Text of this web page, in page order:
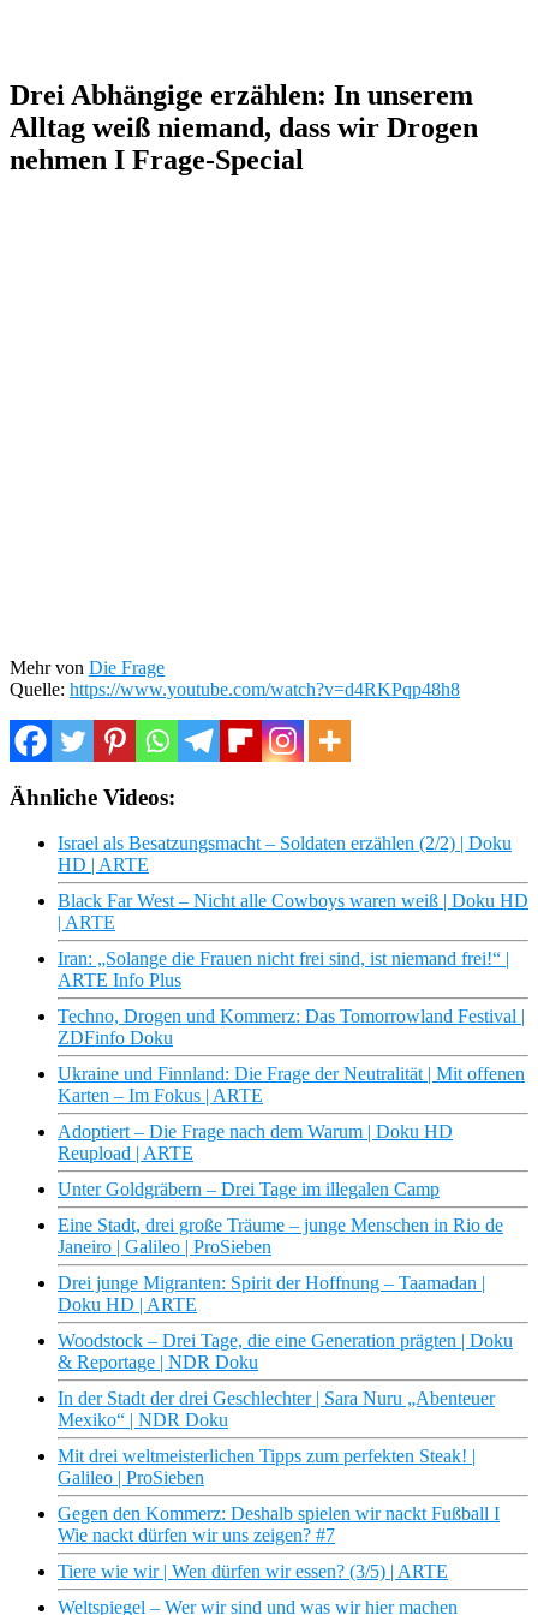
Drei Abhängige erzählen: In unserem
Alltag weiß niemand, dass wir Drogen
nehmen I Frage-Special
Mehr von Die Frage
Quelle: https://www.youtube.com/watch?v=d4RKPqp48h8
Ähnliche Videos:
Israel als Besatzungsmacht – Soldaten erzählen (2/2) | Doku
HD | ARTE
Black Far West – Nicht alle Cowboys waren weiß | Doku HD
| ARTE
Iran: „Solange die Frauen nicht frei sind, ist niemand frei!“ |
ARTE Info Plus
Techno, Drogen und Kommerz: Das Tomorrowland Festival |
ZDFinfo Doku
Ukraine und Finnland: Die Frage der Neutralität | Mit offenen
Karten – Im Fokus | ARTE
Adoptiert – Die Frage nach dem Warum | Doku HD
Reupload | ARTE
Unter Goldgräbern – Drei Tage im illegalen Camp
Eine Stadt, drei große Träume – junge Menschen in Rio de
Janeiro | Galileo | ProSieben
Drei junge Migranten: Spirit der Hoffnung – Taamadan |
Doku HD | ARTE
Woodstock – Drei Tage, die eine Generation prägten | Doku
& Reportage | NDR Doku
In der Stadt der drei Geschlechter | Sara Nuru „Abenteuer
Mexiko“ | NDR Doku
Mit drei weltmeisterlichen Tipps zum perfekten Steak! |
Galileo | ProSieben
Gegen den Kommerz: Deshalb spielen wir nackt Fußball I
Wie nackt dürfen wir uns zeigen? #7
Tiere wie wir | Wen dürfen wir essen? (3/5) | ARTE
Weltspiegel – Wer wir sind und was wir hier machen